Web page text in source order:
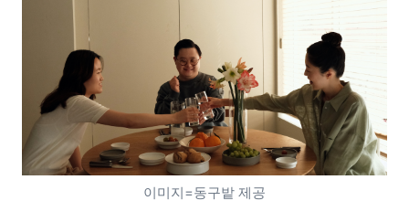
이미지=동구밭 제공